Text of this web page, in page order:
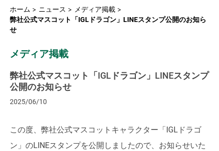
ホーム ニュース
メディア掲載
弊社公式マスコット「IGLドラゴン」LINEスタンプ公開のお知ら
せ
メディア掲載
弊社公式マスコット「IGLドラゴン」LINEスタンプ
公開のお知らせ
2025/06/10
この度、弊社公式マスコットキャラクター「IGLドラゴ
ン」のLINEスタンプを公開しましたので、お知らせいた